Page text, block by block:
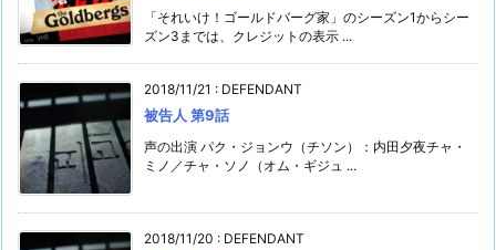
「それいけ！ゴールドバーグ家」のシーズン1からシー
ズン3までは、クレジットの表示 ...
2018/11/21 : DEFENDANT
被告人 第9話
声の出演 パク・ジョンウ（チソン）：内田夕夜チャ・
ミノ／チャ・ソノ（オム・ギジュ ...
2018/11/20 : DEFENDANT